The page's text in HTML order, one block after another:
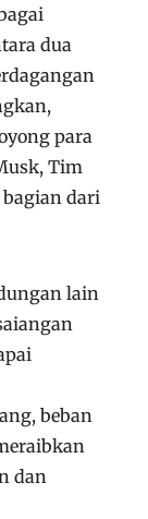
dua
para
Tim
bagian dari
lain
beban
dan